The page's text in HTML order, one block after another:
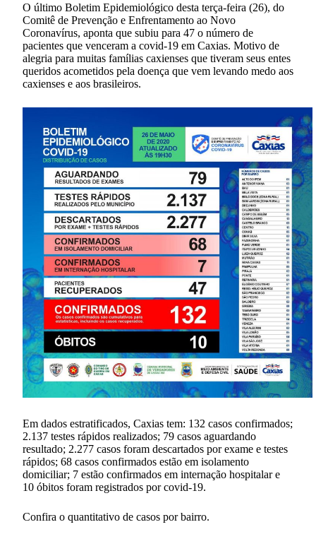
O último Boletim Epidemiológico desta terça-feira (26), do
Comitê de Prevenção e Enfrentamento ao Novo
Coronavírus, aponta que subiu para 47 o número de
pacientes que venceram a covid-19 em Caxias. Motivo de
alegria para muitas famílias caxienses que tiveram seus entes
queridos acometidos pela doença que vem levando medo aos
caxienses e aos brasileiros.
Em dados estratificados, Caxias tem: 132 casos confirmados;
2.137 testes rápidos realizados; 79 casos aguardando
resultado; 2.277 casos foram descartados por exame e testes
rápidos; 68 casos confirmados estão em isolamento
domiciliar; 7 estão confirmados em internação hospitalar e
10 óbitos foram registrados por covid-19.
Confira o quantitativo de casos por bairro.